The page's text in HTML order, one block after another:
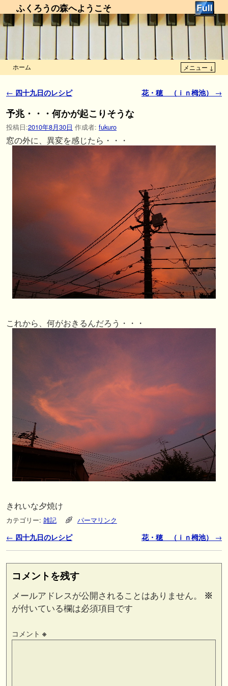
ふくろうの森へようこそ
ホーム メニュー ↓
投稿ナビゲーション
← 四十九日のレシピ 花・穂 （ｉｎ栂池） →
予兆・・・何かが起こりそうな
投稿日:2010年8月30日 作成者: fukuro
窓の外に、異変を感じたら・・・
これから、何がおきるんだろう・・・
きれいな夕焼け
カテゴリー: 雑記 パーマリンク
投稿ナビゲーション
← 四十九日のレシピ 花・穂 （ｉｎ栂池） →
コメントを残す
メールアドレスが公開されることはありません。
※
が付いている欄は必須項目です
コメント ※